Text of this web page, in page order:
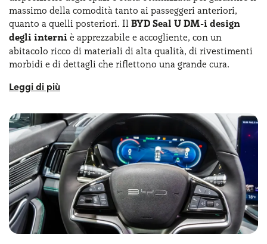
massimo della comodità tanto ai passeggeri anteriori,
quanto a quelli posteriori. Il BYD Seal U DM-i design
degli interni è apprezzabile e accogliente, con un
abitacolo ricco di materiali di alta qualità, di rivestimenti
morbidi e di dettagli che riflettono una grande cura.
A bordo, l'infotainment è gestito da un ampio display
navigazione satellitare, la connettività smartphone e il
controllo deisistemi del veicolo
. Tra gli accessori
disponibili con il BYD Seal U DM-i noleggio lungo termine
troviamo sedili riscaldabili, un sistema di climatizzazione
bi-zona e un impianto audio premium. Di impatto anche il
pomello del cambio in cristallo, così realizzato per fare
riferimento a un design ispirato all’oceano. Il tetto
panoramico è apribile elettricamente e c’è anche un filtro
interno PM2.5 che include un sistema di purificazione
dell’aria con l’allestimento BYD Seal U DM-i design.